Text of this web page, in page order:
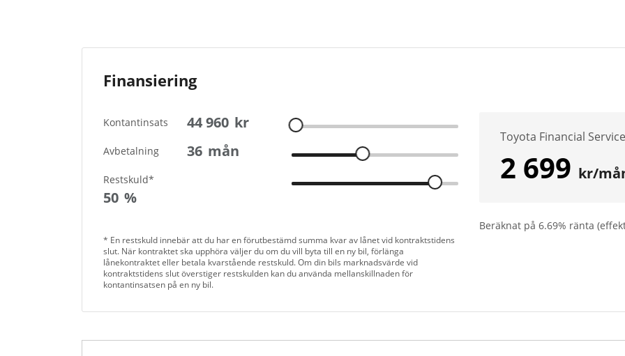
Finansiering
Kontantinsats 44 960 kr
Avbetalning 36 mån
Restskuld*
50 %
Toyota Financial
2 699 kr/
Beräknat på 6.69% ränta
* En restskuld innebär att du har en förutbestämd summa kvar av lånet vid kontraktstidens
slut. När kontraktet ska upphöra väljer du om du vill byta till en ny bil, förlänga
lånekontraktet eller betala kvarstående restskuld. Om din bils marknadsvärde vid
kontraktstidens slut överstiger restskulden kan du använda mellanskillnaden för
kontantinsatsen på en ny bil.